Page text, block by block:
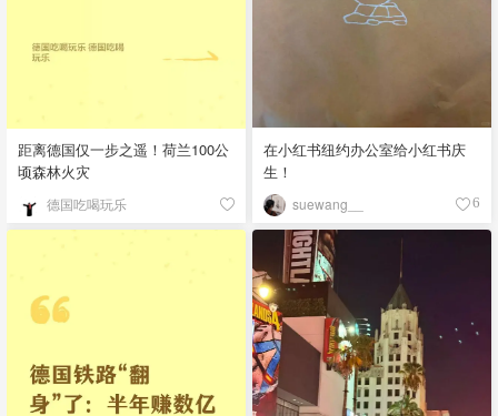
距离德国仅一步之遥！荷兰100公
顷森林火灾
德国吃喝玩乐
在小红书纽约办公室给小红书庆
生！
suewang__ 6